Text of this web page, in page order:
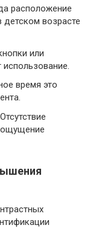
расположение
возрасте
или
время это
Отсутствие
ощущение